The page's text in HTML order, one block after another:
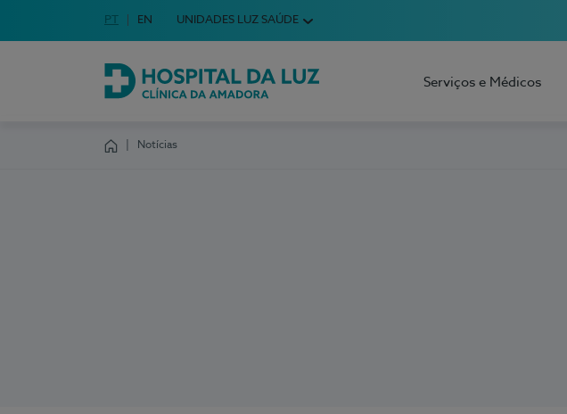
Escolha o seu idioma
Idioma em Português
PT English Language
EN UNIDADES LUZ SAÚDE
Hospital da Luz Clínica da Amadora
Serviços e Médicos
Notícias